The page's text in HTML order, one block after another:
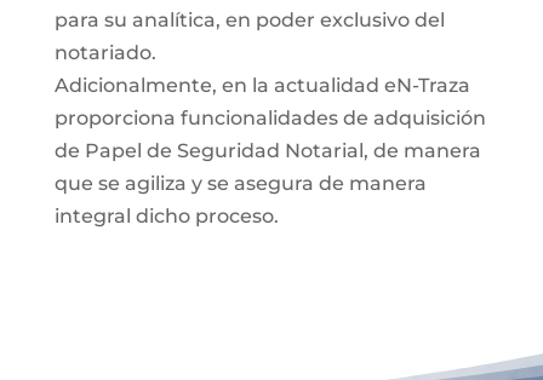
para su analítica, en poder exclusivo del
notariado.
Adicionalmente, en la actualidad eN-Traza
proporciona funcionalidades de adquisición
de Papel de Seguridad Notarial, de manera
que se agiliza y se asegura de manera
integral dicho proceso.